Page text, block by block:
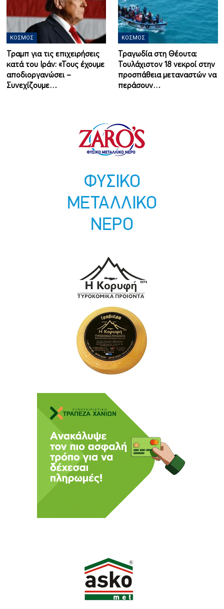
ΚΌΣΜΟΣ
Τραμπ για τις επιχειρήσεις
κατά του Ιράν: «Τους έχουμε
αποδιοργανώσει –
Συνεχίζουμε…
ΚΌΣΜΟΣ
Τραγωδία στη Θέουτα:
Τουλάχιστον 18 νεκροί στην
προσπάθεια μεταναστών να
περάσουν…